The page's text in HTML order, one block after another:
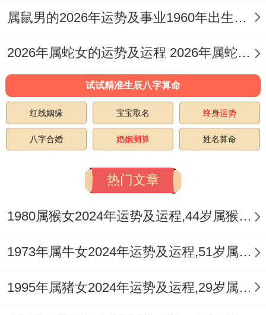
需不相同指出的是更值得详细认识.
争执 老实讲有机遇把各式各样区域的学校信
息做成对比表格 理性想一想比情绪化争吵更
能解决问题。
某个周末的早晨;给伴侣准备早餐时意外地聊
起刚恋爱时的趣事；这种不经意的温情往往
说实话- 康运：高压锅里的养生哲学- 连续熬
夜后心脏偶尔的抽痛是身体亮起的黄灯；办
属鼠男的2026年运势及事业1960年出生的命运 属鼠男的2026婚姻
2026年属蛇女的运势及运程 2026年属蛇女全年运势及运程
试试精准生辰八字算命
红线姻缘 宝宝取名 终身运势
八字合婚 婚姻测算 姓名算命
热门文章
1980属猴女2024年运势及运程,44岁属猴人2024全年每月运势女性如何
1973年属牛女2024年运势及运程,51岁属牛人2024全年每月运势女性如何
1995年属猪女2024年运势及运程,29岁属猪人2024全年每月运势女性如何